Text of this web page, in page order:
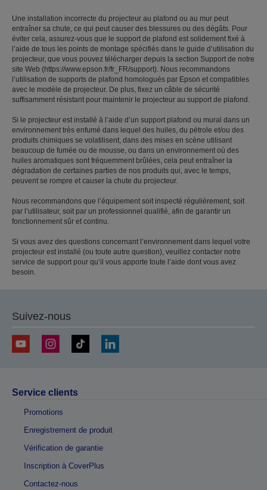
Une installation incorrecte du projecteur au plafond ou au mur peut
entraîner sa chute, ce qui peut causer des blessures ou des dégâts. Pour
éviter cela, assurez-vous que le support de plafond est solidement fixé à
l’aide de tous les points de montage spécifiés dans le guide d’utilisation du
projecteur, que vous pouvez télécharger depuis la section Support de notre
site Web (https://www.epson.fr/fr_FR/support). Nous recommandons
l’utilisation de supports de plafond homologués par Epson et compatibles
avec le modèle de projecteur. De plus, fixez un câble de sécurité
suffisamment résistant pour maintenir le projecteur au support de plafond.
Si le projecteur est installé à l’aide d’un support plafond ou mural dans un
environnement très enfumé dans lequel des huiles, du pétrole et/ou des
produits chimiques se volatilisent, dans des mises en scène utilisant
beaucoup de fumée ou de mousse, ou dans un environnement où des
huiles aromatiques sont fréquemment brûlées, cela peut entraîner la
dégradation de certaines parties de nos produits qui, avec le temps,
peuvent se rompre et causer la chute du projecteur.
Nous recommandons que l’équipement soit inspecté régulièrement, soit
par l’utilisateur, soit par un professionnel qualifié, afin de garantir un
fonctionnement sûr et continu.
Si vous avez des questions concernant l’environnement dans lequel votre
projecteur est installé (ou toute autre question), veuillez contacter notre
service de support pour qu’il vous apporte toute l’aide dont vous avez
besoin.
Suivez-nous
Service clients
Promotions
Enregistrement de produit
Vérification de garantie
Inscription à CoverPlus
Contactez-nous